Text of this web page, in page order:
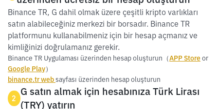
Binance TR, G dahil olmak üzere çeşitli kripto varlıkları
satın alabileceğiniz merkezi bir borsadır. Binance TR
platformunu kullanabilmeniz için bir hesap açmanız ve
kimliğinizi doğrulamanız gerekir.
Binance TR Uygulaması üzerinden hesap oluşturun（APP Storeor
Google Play）
binance.tr websayfası üzerinden hesap oluşturun
2
G satın almak için hesabınıza Türk Lirası
(TRY) yatırın